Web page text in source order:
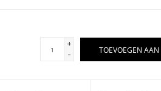
+
-
TOEVOEGEN